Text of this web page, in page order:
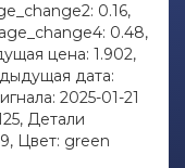
0.16,
0.48,
цена: 1.902,
дата:
2025-01-21
Детали
Цвет: green